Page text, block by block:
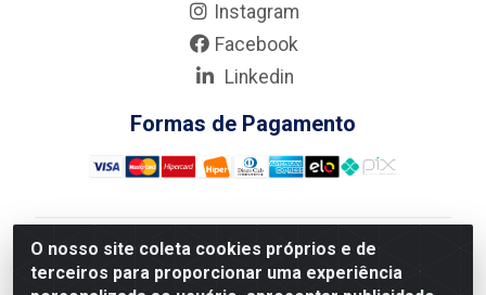
O nosso site coleta cookies próprios e de
terceiros para proporcionar uma experiência
Instagram
Facebook
Linkedin
Formas de Pagamento
Nova Boni Distribuidora de Material de Construção LTDA
- Rua Alice Tibiriçá, 330 - Vila Da Penha, Rio de